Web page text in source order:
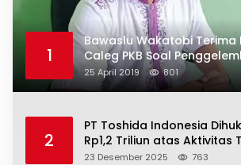
1
Bawaslu Wakatobi
Caleg PKB Soal
25 April 2019 801
2
PT Toshida Indonesia
Rp1,2 Triliun atas Aktivitas
23 Desember 2025 763